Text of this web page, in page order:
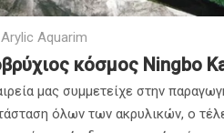
Aquarim
κόσμος Ningbo
μας συμμετείχε στην
όλων των ακρυλικών, ο